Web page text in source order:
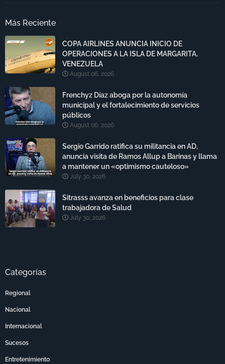
Más Reciente
COPA AIRLINES ANUNCIA INICIO DE
OPERACIONES A LA ISLA DE MARGARITA,
VENEZUELA
August 06, 2026
Frenchyz Díaz aboga por la autonomía
municipal y el fortalecimiento de servicios
públicos
August 06, 2026
Sergio Garrido ratifica su militancia en AD,
anuncia visita de Ramos Allup a Barinas y llama
a mantener un «optimismo cauteloso»
July 30, 2026
Sitrasss avanza en beneficios para clase
trabajadora de Salud
July 30, 2026
Categorías
Regional
Nacional
Internacional
Sucesos
Entretenimiento